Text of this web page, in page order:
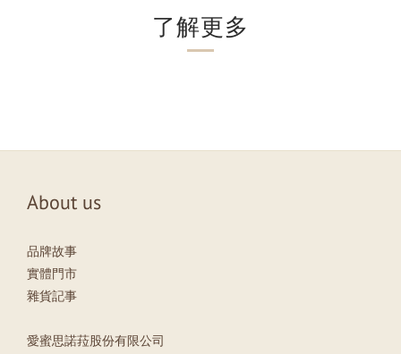
了解更多
About us
品牌故事
實體門市
雜貨記事
愛蜜思諾菈股份有限公司